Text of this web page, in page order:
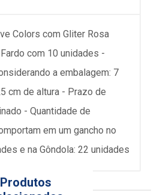
Colors com Gliter Rosa
com 10 unidades -
a embalagem: 7
cm de altura - Prazo de
- Quantidade de
em um gancho no
e na Gôndola: 22 unidades
Produtos